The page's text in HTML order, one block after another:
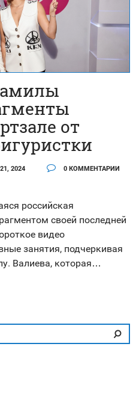
от
2024 0 КОММЕНТАРИИ
российская
своей последней
видео
занятия, подчеркивая
Валиева, которая
навыками и
впечатлять своих
по улучшению и